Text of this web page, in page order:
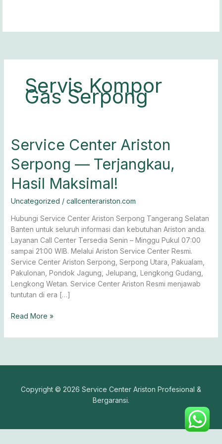
Servis Kompor
Gas Serpong
Service Center Ariston
Serpong — Terjangkau,
Hasil Maksimal!
Uncategorized / callcenterariston.com
Hubungi Service Center Ariston Serpong Tangerang Selatan
Banten untuk seluruh informasi dan kebutuhan Ariston anda.
Layanan Call Center Tersedia Senin – Minggu Pukul 07:00
sampai 21:00 WIB. Melalui Ariston Service Center Resmi.
Service Center Ariston Serpong, Serpong Utara, Pakualam,
Pakulonan, Pondok Jagung, Jelupang, Lengkong Gudang,
Lengkong Wetan. Service Center Ariston Resmi menjawab
tuntutan di era […]
Service
Center
Ariston
Serpong
—
Hasil
Maksimal!
Read More »
Copyright © 2026 Service Center Ariston Profesional &
Bergaransi.